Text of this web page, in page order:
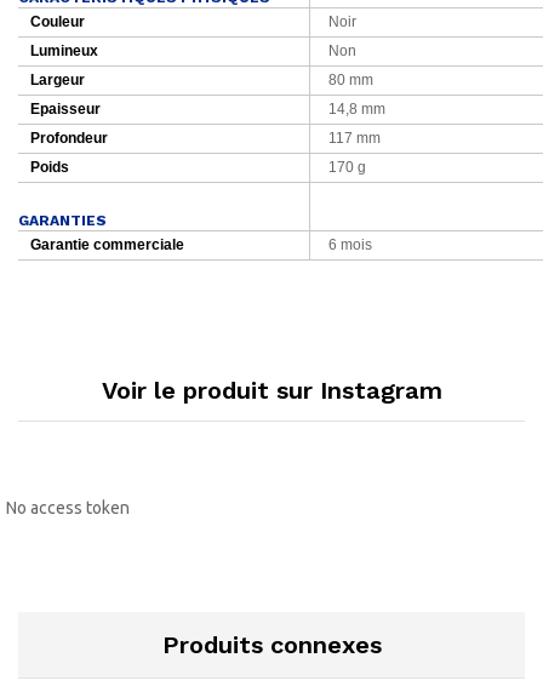
Couleur
Noir
Lumineux
Non
Largeur
80 mm
Epaisseur
14,8 mm
Profondeur
117 mm
Poids
170 g
GARANTIES
Garantie commerciale
6 mois
Voir le produit sur Instagram
No access token
Produits connexes